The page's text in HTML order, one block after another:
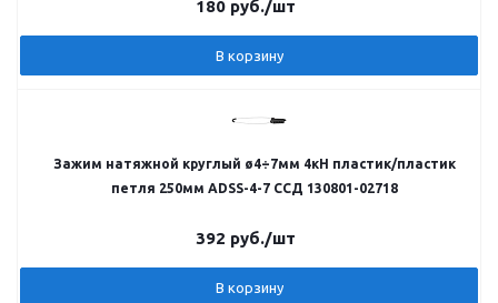
180руб./шт
В корзину
Зажим натяжной круглый ø4÷7мм 4кН пластик/пластик
петля 250мм ADSS-4-7 ССД 130801-02718
392 руб./шт
В корзину